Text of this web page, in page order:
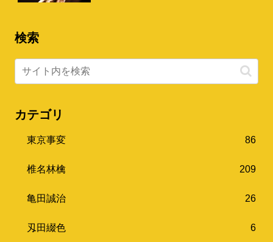
検索
カテゴリ
東京事変 86
椎名林檎 209
亀田誠治 26
刄田綴色 6